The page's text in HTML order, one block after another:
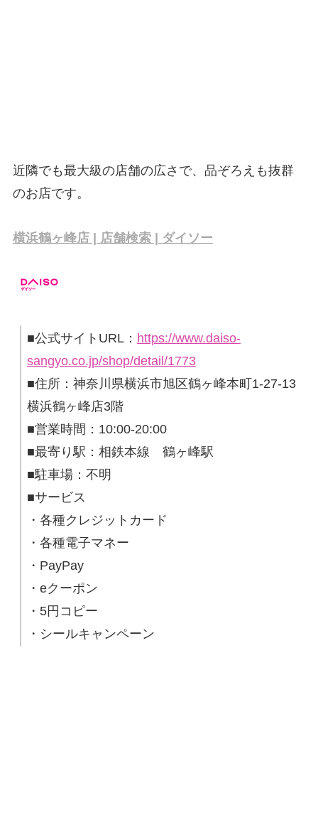
近隣でも最大級の店舗の広さで、品ぞろえも抜群
のお店です。
横浜鶴ヶ峰店 | 店舗検索 | ダイソー
■公式サイトURL： https://www.daiso-
sangyo.co.jp/shop/detail/1773
■住所：神奈川県横浜市旭区鶴ヶ峰本町1-27-13
横浜鶴ヶ峰店3階
■営業時間：10:00-20:00
■最寄り駅：相鉄本線 鶴ヶ峰駅
■駐車場：不明
■サービス
・各種クレジットカード
・各種電子マネー
・PayPay
・eクーポン
・5円コピー
・シールキャンペーン